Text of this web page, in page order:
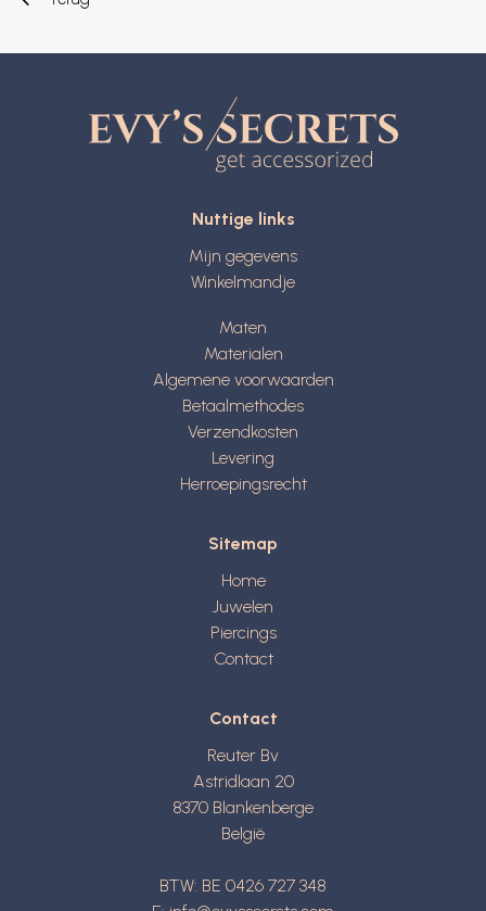
Nuttige links
Mijn gegevens
Winkelmandje
Maten
Materialen
Algemene voorwaarden
Betaalmethodes
Verzendkosten
Levering
Herroepingsrecht
Sitemap
Home
Juwelen
Piercings
Contact
Contact
Reuter Bv
Astridlaan 20
8370 Blankenberge
België
BTW: BE 0426 727 348